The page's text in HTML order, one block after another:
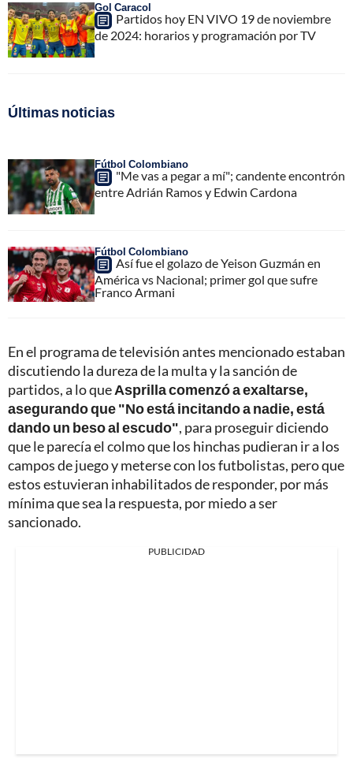
Gol Caracol
Partidos hoy EN VIVO 19 de noviembre
de 2024: horarios y programación por TV
Últimas noticias
Fútbol Colombiano
"Me vas a pegar a mí"; candente encontrón
entre Adrián Ramos y Edwin Cardona
Fútbol Colombiano
Así fue el golazo de Yeison Guzmán en
América vs Nacional; primer gol que sufre
Franco Armani
En el programa de televisión antes mencionado estaban
discutiendo la dureza de la multa y la sanción de
partidos, a lo queAsprilla comenzó a exaltarse,
asegurando que"No está incitando a nadie, está
dando un beso al escudo", para proseguir diciendo
que le parecía el colmo que los hinchas pudieran ir a los
campos de juego y meterse con los futbolistas, pero que
estos estuvieran inhabilitados de responder, por más
mínima que sea la respuesta, por miedo a ser
sancionado.
PUBLICIDAD